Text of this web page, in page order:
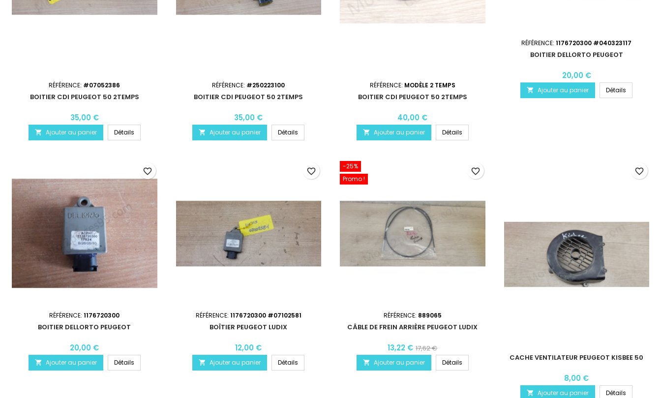
RÉFÉRENCE: #07052386
BOITIER CDI PEUGEOT 50 2TEMPS
35,00 €
 Ajouter au panier Détails
RÉFÉRENCE: #250223100
BOITIER CDI PEUGEOT 50 2TEMPS
35,00 €
 Ajouter au panier Détails
RÉFÉRENCE: MODÈLE 2 TEMPS
BOITIER CDI PEUGEOT 50 2TEMPS
40,00 €
 Ajouter au panier Détails
RÉFÉRENCE:1176720300 #040323117
BOITIER DELLORTO PEUGEOT
20,00 €
 Ajouter au panier Détails
RÉFÉRENCE:1176720300
BOITIER DELLORTO PEUGEOT
20,00 €
 Ajouter au panier Détails
favorite_border
RÉFÉRENCE: 1176720300 #07102581
BOÎTIER PEUGEOT LUDIX
12,00 €
 Ajouter au panier Détails
favorite_border
-25%
Promo !
RÉFÉRENCE: 889065
CÂBLE DE FREIN ARRIÈRE PEUGEOT LUDIX
13,22 € 17,62 €
 Ajouter au panier Détails
favorite_border
CACHE VENTILATEUR PEUGEOT KISBEE 50
8,00 €
 Ajouter au panier Détails
favorite_border